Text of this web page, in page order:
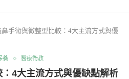
鼻手術與微整型比較：4大主流方式與優
養 醫療衛教
4大主流方式與優缺點解析